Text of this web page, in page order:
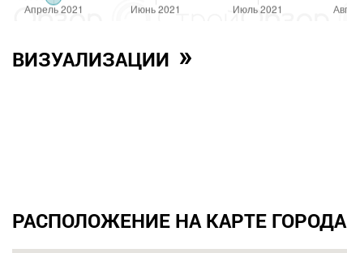
ВИЗУАЛИЗАЦИИ »
РАСПОЛОЖЕНИЕ НА КАРТЕ ГОРОДА